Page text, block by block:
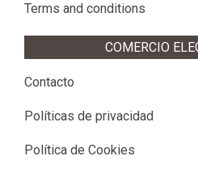
Terms and conditions
COMERCIO
Contacto
Políticas de privacidad
Política de Cookies